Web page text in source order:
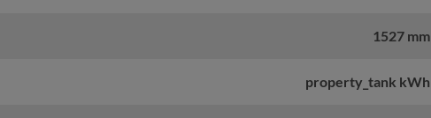
1527 mm
property_tank kWh